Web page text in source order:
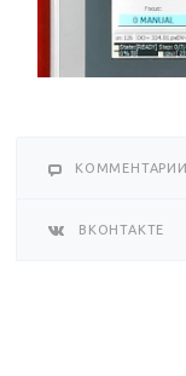
КОММЕНТАРИИ
ВКОНТАКТЕ